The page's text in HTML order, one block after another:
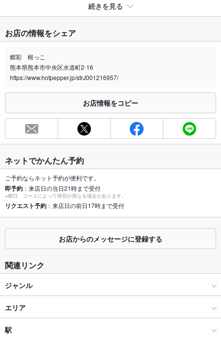
続きを見る
禁煙・喫煙
全席禁煙
喫煙専用室 なし
合わせください。
お席
80席(カウンター/テーブル席/掘りごたつ個室)
容人数
個室 あり ：2名様～ご利用可能な掘りごたつ個室あり
座敷 あり ：最大20名様迄収容可能のお座敷個室あり♪
掘りごたつ あり ：2名様～ご利用可能な掘りごたつ個室あり
あり ：6名様までご利用可能
貸切 貸切可 ：お気軽にご相談下さい！
設備
Wi-Fi
お店の情報をシェア
郷彩 根っこ
熊本県熊本市中央区水道町2-16
https://www.hotpepper.jp/strJ001216957/
お店情報をコピー
ネットでかんたん予約
ご予約ならネット予約が便利です。
即予約 ：来店日の当日21時まで受付
※曜日、コースによって締切が異なる場合があります。
リクエスト予約 ：来店日の前日17時まで受付
お店からのメッセージに登録する
関連リンク
ジャンル
居酒屋
和風
エリア
上通・並木坂
駅